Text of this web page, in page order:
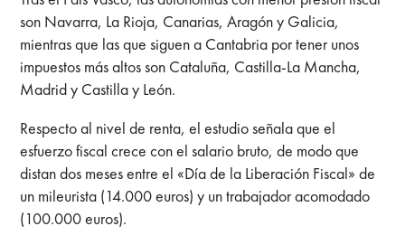
son Navarra, La Rioja, Canarias, Aragón y Galicia,
mientras que las que siguen a Cantabria por tener unos
impuestos más altos son Cataluña, Castilla-La Mancha,
Madrid y Castilla y León.
Respecto al nivel de renta, el estudio señala que el
esfuerzo fiscal crece con el salario bruto, de modo que
distan dos meses entre el «Día de la Liberación Fiscal» de
un mileurista (14.000 euros) y un trabajador acomodado
(100.000 euros).